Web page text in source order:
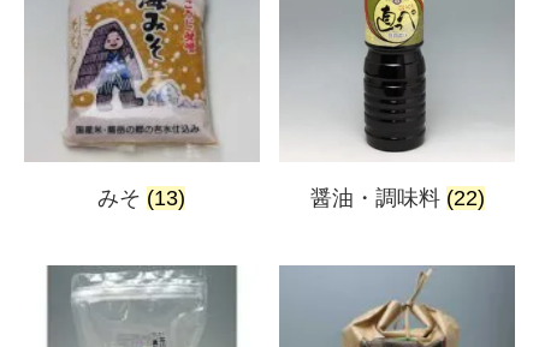
みそ (13) 醤油・調味料 (22)